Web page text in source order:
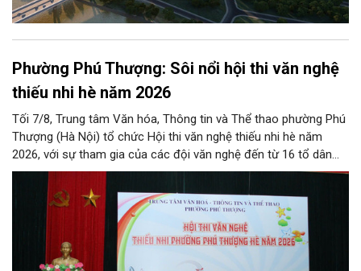
Phường Phú Thượng: Sôi nổi hội thi văn nghệ
thiếu nhi hè năm 2026
Tối 7/8, Trung tâm Văn hóa, Thông tin và Thể thao phường Phú
Thượng (Hà Nội) tổ chức Hội thi văn nghệ thiếu nhi hè năm
2026, với sự tham gia của các đội văn nghệ đến từ 16 tổ dân
phố trên địa bàn.